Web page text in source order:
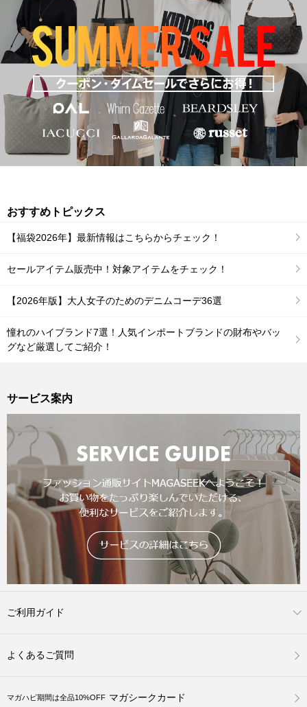
おすすめトピックス
【福袋2026年】最新情報はこちらからチェック！
セールアイテム販売中！対象アイテムをチェック！
【2026年版】大人女子のためのデニムコーデ36選
憧れのハイブランド7選！人気インポートブランドの財布やバッ
グなど厳選してご紹介！
サービス案内
ご利用ガイド
よくあるご質問
マガハピ期間は全品10%OFF マガシークカード